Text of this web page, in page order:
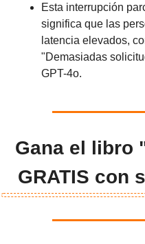
Esta interrupción
significa que las
latencia elevados,
"Demasiadas
GPT-4o.
Gana el libro
GRATIS con